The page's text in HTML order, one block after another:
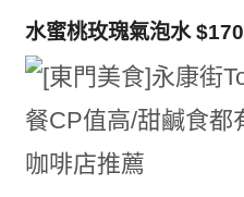
水蜜桃玫瑰氣泡水 $170